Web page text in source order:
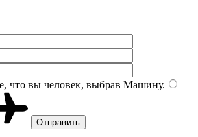
что вы человек, выбрав Машину.